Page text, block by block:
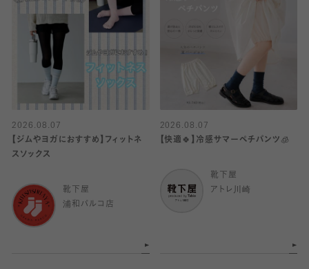
2026.08.07
【ジムやヨガにおすすめ】フィットネ
スソックス
靴下屋
浦和パルコ店
2026.08.07
【快適🍀】冷感サマーペチパンツ🧊
靴下屋
アトレ川崎